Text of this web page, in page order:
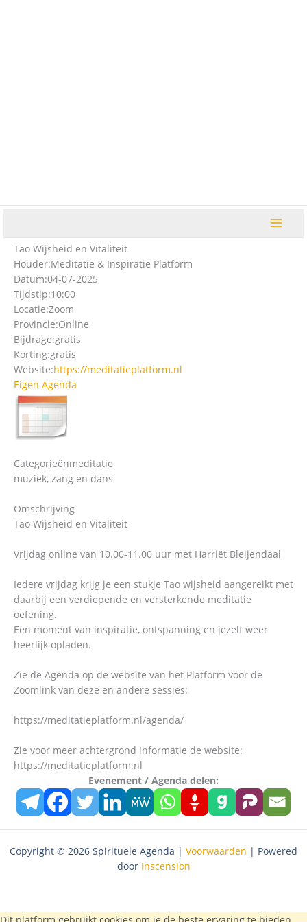
Tao Wijsheid en Vitaliteit
Houder:Meditatie & Inspiratie Platform
Datum:04-07-2025
Tijdstip:10:00
Locatie:Zoom
Provincie:Online
Bijdrage:gratis
Korting:gratis
Website:https://meditatieplatform.nl
Eigen Agenda
Categorieënmeditatie
muziek, zang en dans
Omschrijving
Tao Wijsheid en Vitaliteit
Vrijdag online van 10.00-11.00 uur met Harriët Bleijendaal
Iedere vrijdag krijg je een stukje Tao wijsheid aangereikt met
daarbij een verdiepende en versterkende meditatie
oefening.
Een moment van inspiratie, ontspanning en jezelf weer
heerlijk opladen.
Zie de Agenda op de website van het Platform voor de
Zoomlink van deze en andere sessies:
https://meditatieplatform.nl/agenda/
Zie voor meer achtergrond informatie de website:
https://meditatieplatform.nl
Evenement / Agenda delen:
Copyright © 2026 Spirituele Agenda | Voorwaarden | Powered
door Inscension